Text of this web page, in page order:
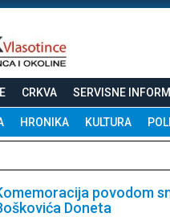
CRKVA SERVISNE
HRONIKA KULTURA
povodom
Doneta